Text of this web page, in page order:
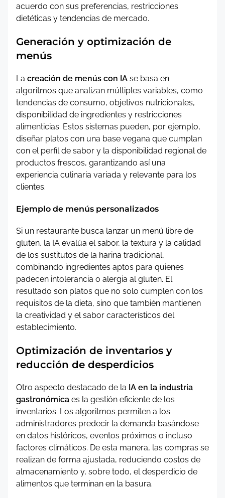
acuerdo con sus preferencias, restricciones
dietéticas y tendencias de mercado.
Generación y optimización de
menús
La creación de menús con IA se basa en
algoritmos que analizan múltiples variables, como
tendencias de consumo, objetivos nutricionales,
disponibilidad de ingredientes y restricciones
alimenticias. Estos sistemas pueden, por ejemplo,
diseñar platos con una base vegana que cumplan
con el perfil de sabor y la disponibilidad regional de
productos frescos, garantizando así una
experiencia culinaria variada y relevante para los
clientes.
Ejemplo de menús personalizados
Si un restaurante busca lanzar un menú libre de
gluten, la IA evalúa el sabor, la textura y la calidad
de los sustitutos de la harina tradicional,
combinando ingredientes aptos para quienes
padecen intolerancia o alergia al gluten. El
resultado son platos que no solo cumplen con los
requisitos de la dieta, sino que también mantienen
la creatividad y el sabor característicos del
establecimiento.
Optimización de inventarios y
reducción de desperdicios
Otro aspecto destacado de la IA en la industria
gastronómica es la gestión eficiente de los
inventarios. Los algoritmos permiten a los
administradores predecir la demanda basándose
en datos históricos, eventos próximos o incluso
factores climáticos. De esta manera, las compras se
realizan de forma ajustada, reduciendo costos de
almacenamiento y, sobre todo, el desperdicio de
alimentos que terminan en la basura.